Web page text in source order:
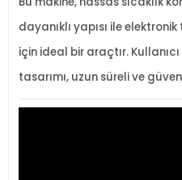
dayanıklı yapısı ile
için ideal bir araçtır.
tasarımı, uzun süreli ve